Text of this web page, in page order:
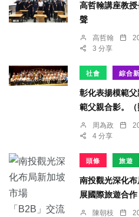
高哲翰講座教
聲
高哲翰
3 分享
社會 綜合
彰化表揚模範
範父親合影。（
周為政
4 分享
頭條 旅遊
南投觀光深化
展國際旅遊合作
陳朝枝